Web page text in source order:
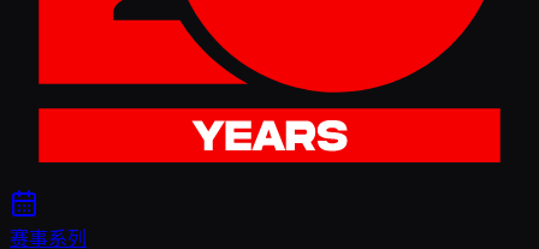
赛事系列